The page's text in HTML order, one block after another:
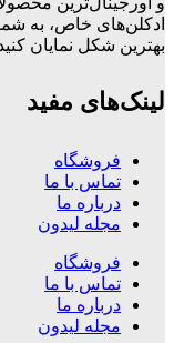
ادکلن‌های خاص، به
بهترین شکل نمایان
لینک‌های مفید
فروشگاه
تماس با ما
درباره ما
مجله لیدون
فروشگاه
تماس با ما
درباره ما
مجله لیدون